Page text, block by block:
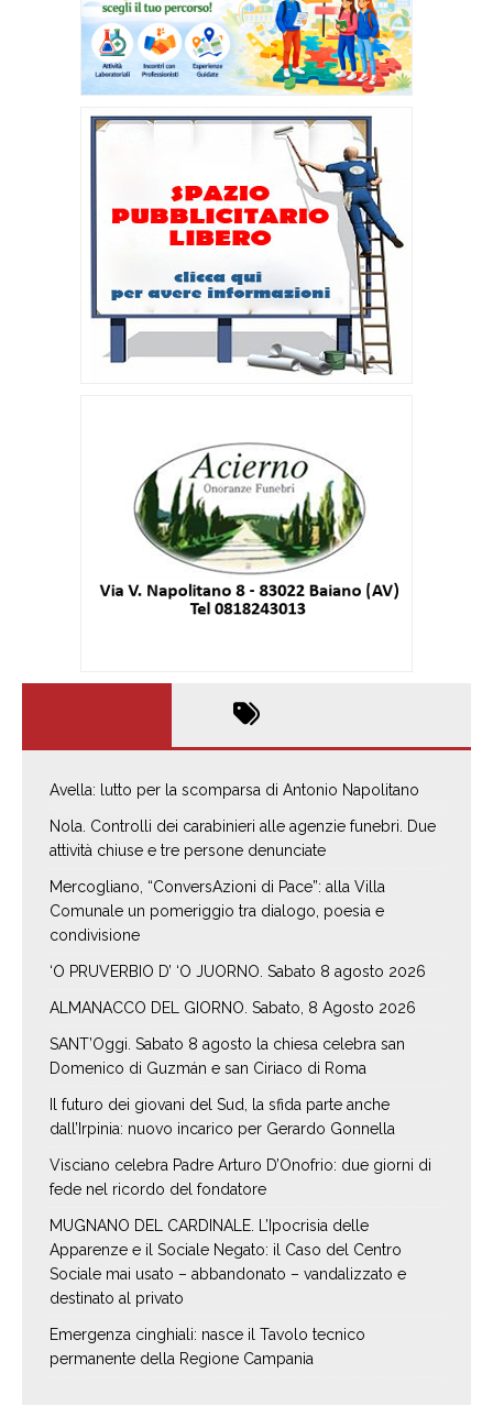
Avella: lutto per la scomparsa di Antonio Napolitano
Nola. Controlli dei carabinieri alle agenzie funebri. Due
attività chiuse e tre persone denunciate
Mercogliano, “ConversAzioni di Pace”: alla Villa
Comunale un pomeriggio tra dialogo, poesia e
condivisione
‘O PRUVERBIO D’ ‘O JUORNO. Sabato 8 agosto 2026
ALMANACCO DEL GIORNO. Sabato, 8 Agosto 2026
SANT’Oggi. Sabato 8 agosto la chiesa celebra san
Domenico di Guzmán e san Ciriaco di Roma
Il futuro dei giovani del Sud, la sfida parte anche
dall’Irpinia: nuovo incarico per Gerardo Gonnella
Visciano celebra Padre Arturo D’Onofrio: due giorni di
fede nel ricordo del fondatore
MUGNANO DEL CARDINALE. L’Ipocrisia delle
Apparenze e il Sociale Negato: il Caso del Centro
Sociale mai usato – abbandonato – vandalizzato e
destinato al privato
Emergenza cinghiali: nasce il Tavolo tecnico
permanente della Regione Campania